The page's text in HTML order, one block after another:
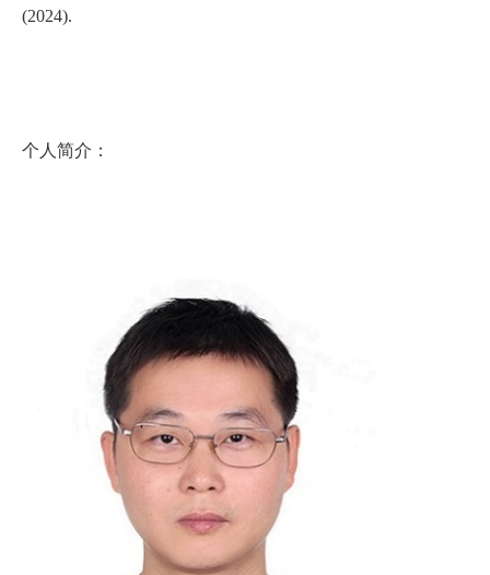
(2024).
个人简介：